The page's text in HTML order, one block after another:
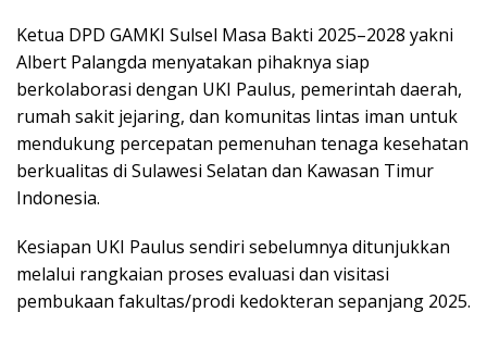
Ketua DPD GAMKI Sulsel Masa Bakti 2025–2028 yakni
Albert Palangda menyatakan pihaknya siap
berkolaborasi dengan UKI Paulus, pemerintah daerah,
rumah sakit jejaring, dan komunitas lintas iman untuk
mendukung percepatan pemenuhan tenaga kesehatan
berkualitas di Sulawesi Selatan dan Kawasan Timur
Indonesia.
Kesiapan UKI Paulus sendiri sebelumnya ditunjukkan
melalui rangkaian proses evaluasi dan visitasi
pembukaan fakultas/prodi kedokteran sepanjang 2025.